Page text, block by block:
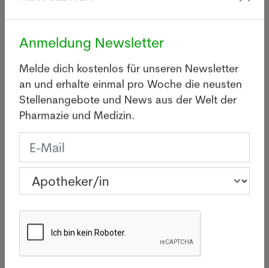
Letzte News
Legionellen: Wie gefährlich
sind die Bakterien wirklich?
BASEL - Infolge eines
Legionellenausbruchs im Raum
Basel sind innert zwei Wochen 26
Personen erkrankt, eine davon
verstarb.
Mehr
Anmeldung Newsletter
Melde dich kostenlos für unseren Newsletter
an und erhalte einmal pro Woche die neusten
Stellenangebote und News aus der Welt der
Pharmazie und Medizin.